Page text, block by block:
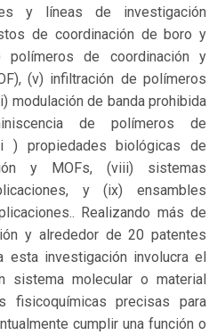
y líneas de investigación
de coordinación de boro y
polímeros de coordinación y
(v) infiltración de polímeros
modulación de banda prohibida
de polímeros de
) propiedades biológicas de
y MOFs, (viii) sistemas
y (ix) ensambles
Realizando más de
y alrededor de 20 patentes
esta investigación involucra el
sistema molecular o material
fisicoquímicas precisas para
cumplir una función o